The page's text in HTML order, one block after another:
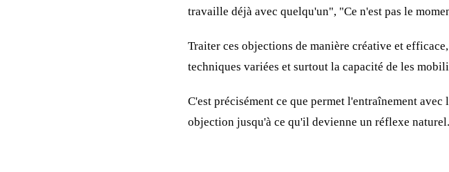
travaille déjà avec quelqu'un", "Ce n'est pas le
Traiter ces objections de manière créative et
techniques variées et surtout la capacité de les
C'est précisément ce que permet l'entraînement
objection jusqu'à ce qu'il devienne un réflexe naturel.